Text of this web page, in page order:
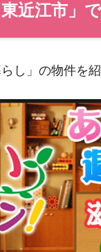
東近江市」
し」の物件を